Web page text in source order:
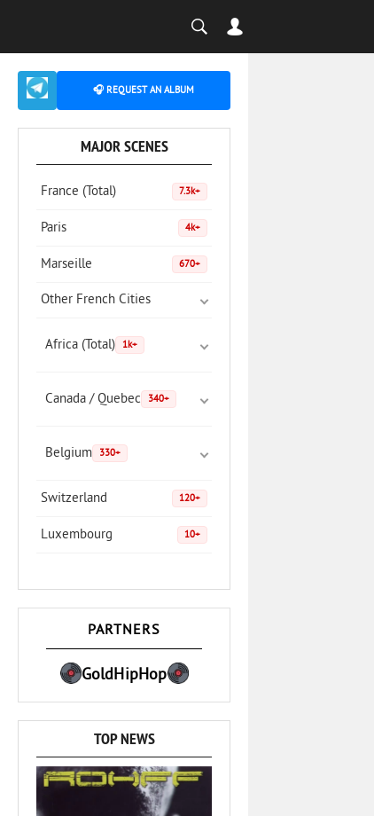
🎧 REQUEST AN ALBUM
MAJOR SCENES
France (Total) 7.3k+
Paris 4k+
Marseille 670+
Other French Cities
Africa (Total) 1k+
Canada / Quebec 340+
Belgium 330+
Switzerland 120+
Luxembourg 10+
PARTNERS
GoldHipHop
TOP NEWS